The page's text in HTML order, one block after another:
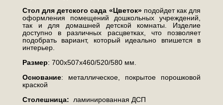
Стол для детского сада «Цветок» подойдет как для
оформления помещений дошкольных учреждений,
так и для домашней детской комнаты. Изделие
доступно в различных расцветках, что позволяет
подобрать вариант, который идеально впишется в
интерьер.
Размер: 700х507х460/520/580 мм.
Основание: металлическое, покрытое порошковой
краской
Столешница: ламинированная ДСП